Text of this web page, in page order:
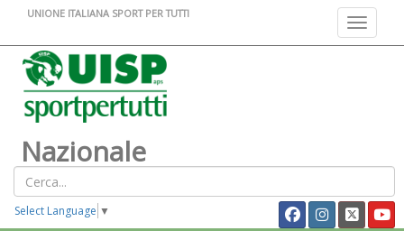
Toggle
UNIONE ITALIANA SPORT PER TUTTI
Nazionale
Select Language ▼